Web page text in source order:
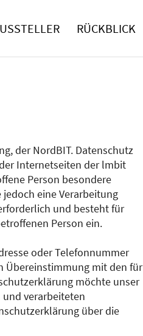
RÜCKBLICK
der NordBIT. Datenschutz
Internetseiten der lmbit
Person besondere
eine Verarbeitung
und besteht für
Person ein.
oder Telefonnummer
Übereinstimmung mit den für
möchte unser
verarbeiteten
über die